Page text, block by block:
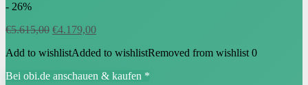
- 26%
€5.615,00 Ursprünglicher
war:
€4.179,00Aktueller
ist:
Add to wishlistAdded to wishlistRemoved from wishlist 0
Bei obi.de anschauen & kaufen *